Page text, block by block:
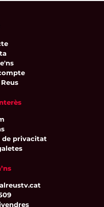
de privacitat